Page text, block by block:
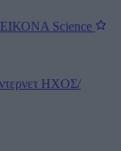
Science
ΗΧΟΣ/